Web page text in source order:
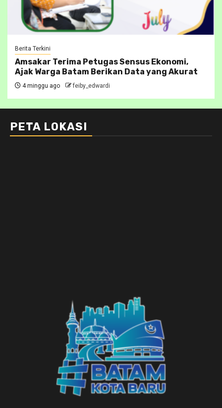
Berita Terkini
Amsakar Terima Petugas Sensus Ekonomi,
Ajak Warga Batam Berikan Data yang Akurat
4 minggu ago feiby_edwardi
PETA LOKASI